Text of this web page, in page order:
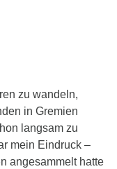
zu wandeln,
in Gremien
langsam zu
mein Eindruck –
angesammelt hatte